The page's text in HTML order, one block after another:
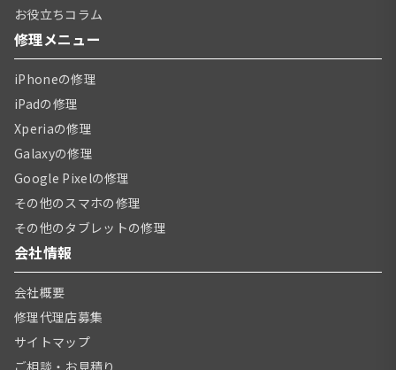
お役立ちコラム
修理メニュー
iPhoneの修理
iPadの修理
Xperiaの修理
Galaxyの修理
Google Pixelの修理
その他のスマホの修理
その他のタブレットの修理
会社情報
会社概要
修理代理店募集
サイトマップ